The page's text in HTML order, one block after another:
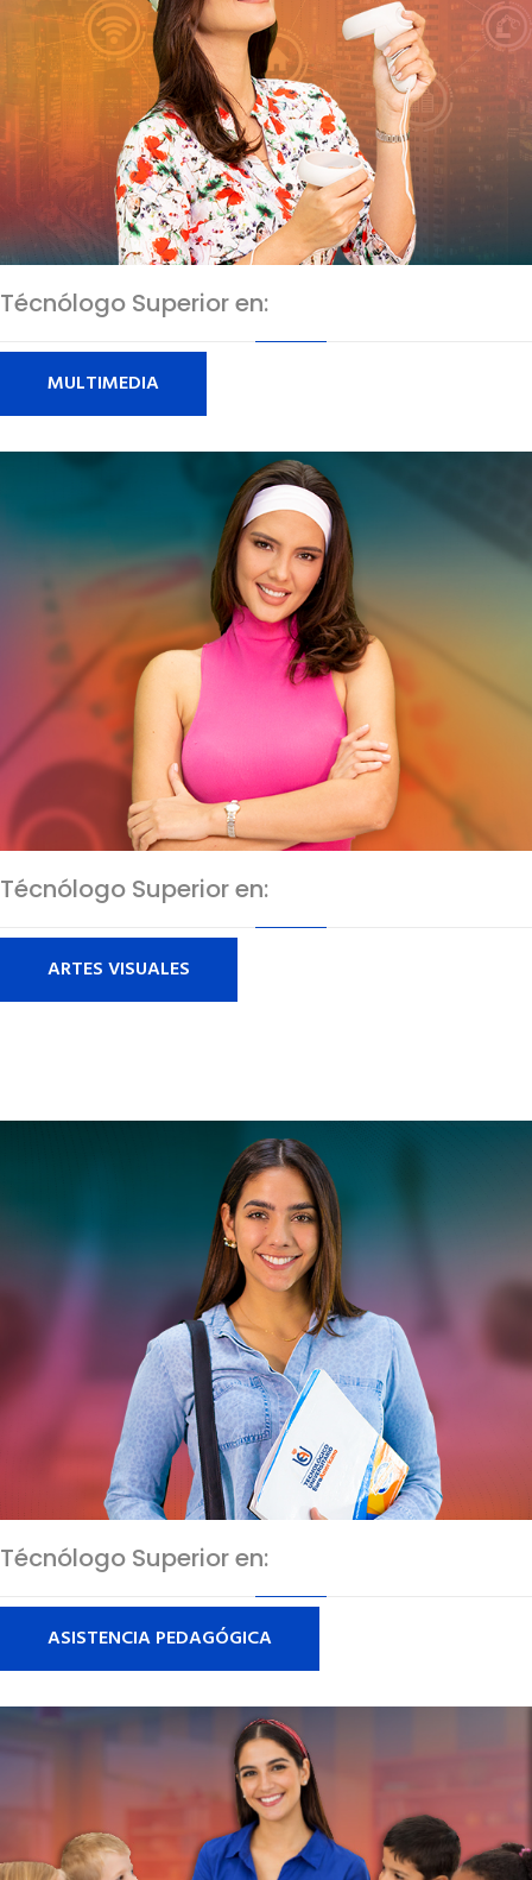
Técnólogo Superior en:
MULTIMEDIA
Técnólogo Superior en:
ARTES VISUALES
Técnólogo Superior en:
ASISTENCIA PEDAGÓGICA